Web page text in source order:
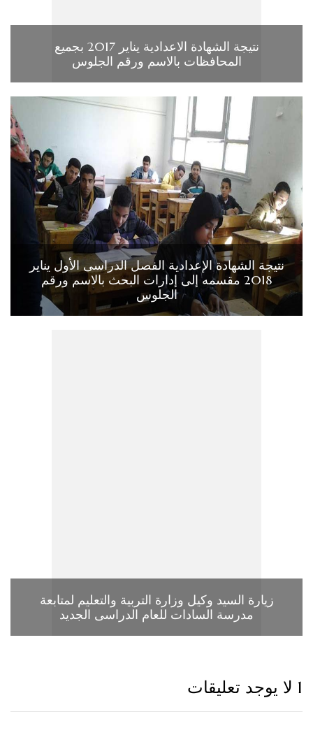
نتيجة الشهادة الاعدادية يناير 2017 بجميع
المحافظات بالاسم ورقم الجلوس
نتيجة الشهادة الإعدادية الفصل الدراسى الأول يناير
2018 مقسمه إلى إدارات البحث بالاسم ورقم
الجلوس
زيارة السيد وكيل وزارة التربية والتعليم لمتابعة
مدرسة السادات للعام الدراسى الجديد